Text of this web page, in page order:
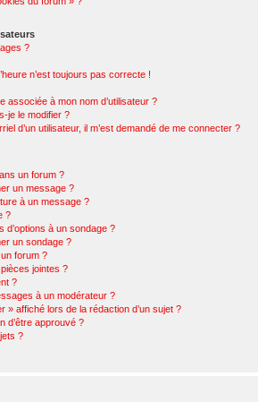
?
n’est toujours pas correcte !
associée à mon nom d’utilisateur ?
je le modifier ?
d’un utilisateur, il m’est demandé de me connecter ?
un forum ?
un message ?
à un message ?
?
d’options à un sondage ?
un sondage ?
forum ?
jointes ?
?
à un modérateur ?
» affiché lors de la rédaction d’un sujet ?
d’être approuvé ?
?